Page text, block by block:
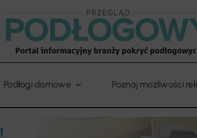
Podłogi domowe Poznaj możliwości